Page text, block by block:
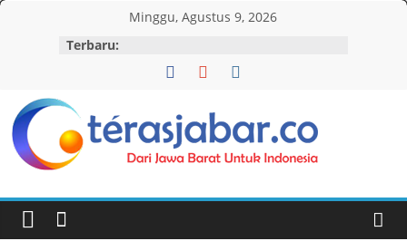
Skip
Minggu, Agustus 9, 2026
Terbaru:
Teras
Jabar